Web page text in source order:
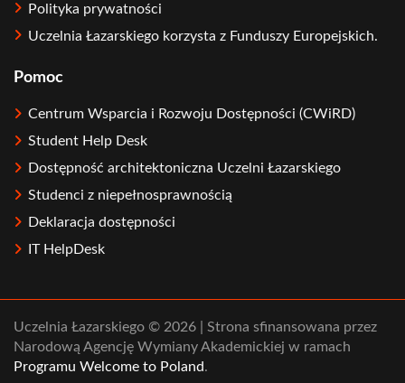
Polityka prywatności
Uczelnia Łazarskiego korzysta z Funduszy Europejskich.
Pomoc
Centrum Wsparcia i Rozwoju Dostępności (CWiRD)
Student Help Desk
Dostępność architektoniczna Uczelni Łazarskiego
Studenci z niepełnosprawnością
Deklaracja dostępności
IT HelpDesk
Uczelnia Łazarskiego © 2026 | Strona sfinansowana przez
Narodową Agencję Wymiany Akademickiej w ramach
Programu Welcome to Poland.